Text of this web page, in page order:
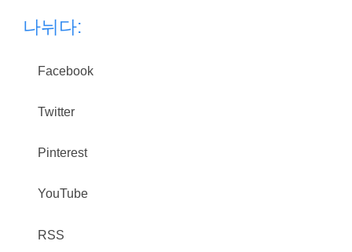
나뉘다:
Facebook
Twitter
Pinterest
YouTube
RSS